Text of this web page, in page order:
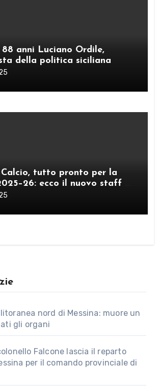
anni Luciano Ordile,
della politica siciliana
tutto pronto per la
ecco il nuovo staff e
nord di Messina: muore un
gli organi
Falcone lascia il reparto
per il comando provinciale di